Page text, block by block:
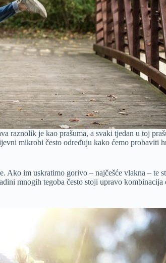
je kao prašuma, a svaki tjedan u toj
mikrobi često određuju kako ćemo probaviti
im uskratimo gorivo – najčešće vlakna – te
mnogih tegoba često stoji upravo